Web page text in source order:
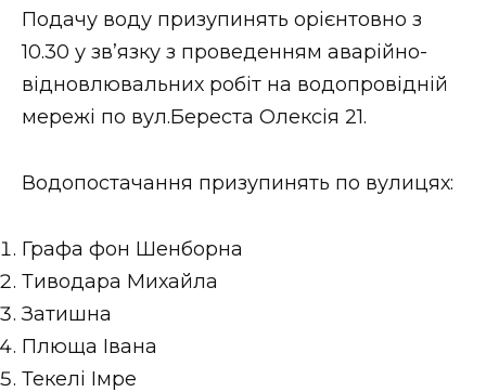
Втрачений Ужгород (відеоверсія)
НОВИНИ ЗАХІДНОЇ УКРАЇНИ
ФОТО
Подачу воду призупинять орієнтовно з
10.30 у зв’язку з проведенням аварійно-
відновлювальних робіт на водопровідній
мережі по вул.Береста Олексія 21.
Водопостачання призупинять по вулицях:
Графа фон Шенборна
Тиводара Михайла
Затишна
Плюща Івана
Текелі Імре